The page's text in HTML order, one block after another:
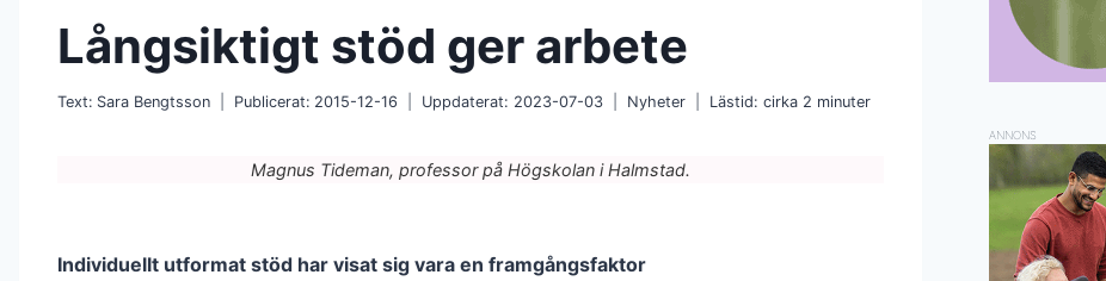
Långsiktigt stöd ger arbete
Text: Sara Bengtsson Publicerat: 2015-12-16 Uppdaterat: 2023-07-03 Nyheter Lästid: cirka 2 minuter
Magnus Tideman, professor på Högskolan i Halmstad.
Individuellt utformat stöd har visat sig vara en framgångsfaktor
ANNONS